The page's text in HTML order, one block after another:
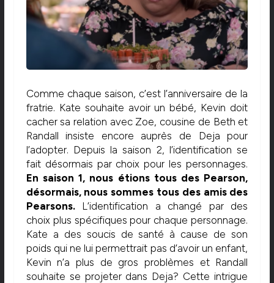
Comme chaque saison, c’est l’anniversaire de la
fratrie. Kate souhaite avoir un bébé, Kevin doit
cacher sa relation avec Zoe, cousine de Beth et
Randall insiste encore auprès de Deja pour
l’adopter. Depuis la saison 2, l’identification se
fait désormais par choix pour les personnages.
En saison 1, nous étions tous des Pearson,
désormais, nous sommes tous des amis des
Pearsons.L’identification a changé par des
choix plus spécifiques pour chaque personnage.
Kate a des soucis de santé à cause de son
poids qui ne lui permettrait pas d’avoir un enfant,
Kevin n’a plus de gros problèmes et Randall
souhaite se projeter dans Deja? Cette intrigue